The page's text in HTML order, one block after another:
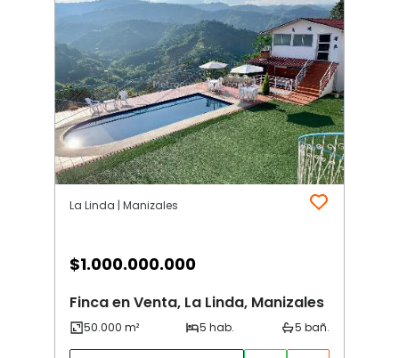
La Linda | Manizales
$1.000.000.000
Finca en Venta, La Linda, Manizales